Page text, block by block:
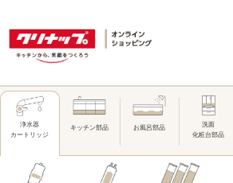
浄水器
カートリッジ
キッチン部品 お風呂部品
洗面
化粧台部品